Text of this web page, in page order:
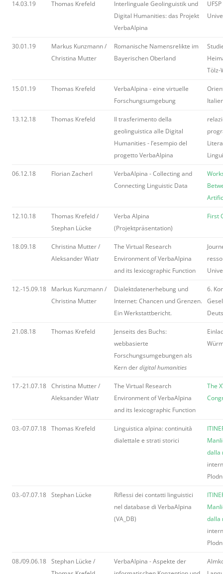
14.03.19 Thomas Krefeld
Interlinguale Geolinguistik und
Digital Humanities: das Projekt
VerbaAlpina
30.01.19
Markus Kunzmann /
Christina Mutter
Romanische Namensrelikte im
Bayerischen Oberland
Tölz-
15.01.19 Thomas Krefeld
VerbaAlpina - eine virtuelle
Forschungsumgebung
13.12.18 Thomas Krefeld
Il trasferimento della
geolinguistica alle Digital
Humanities - l’esempio del
progetto VerbaAlpina
06.12.18 Florian Zacherl
VerbaAlpina - Collecting and
Connecting Linguistic Data
12.10.18
Thomas Krefeld /
Stephan Lücke
Verba Alpina
(Projektpräsentation)
First
18.09.18
Christina Mutter /
Aleksander Wiatr
The Virtual Research
Environment of VerbaAlpina
and its lexicographic Function
12.-15.09.18
Markus Kunzmann /
Christina Mutter
Dialektdatenerhebung und
Internet: Chancen und Grenzen.
Ein Werkstattbericht.
6.
21.08.18 Thomas Krefeld
Jenseits des Buchs:
webbasierte
Forschungsumgebungen als
Kern derdigital humanities
17.-21.07.18 Christina Mutter /
Aleksander Wiatr
The Virtual Research
Environment of VerbaAlpina
and its lexicographic Function
The
03.-07.07.18 Thomas Krefeld
Linguistica alpina: continuità
dialettale e strati storici
dalla
03.-07.07.18 Stephan Lücke
Riflessi dei contatti linguistici
nel database di VerbaAlpina
(VA_DB)
dalla
08./09.06.18 Stephan Lücke /
VerbaAlpina - Aspekte der